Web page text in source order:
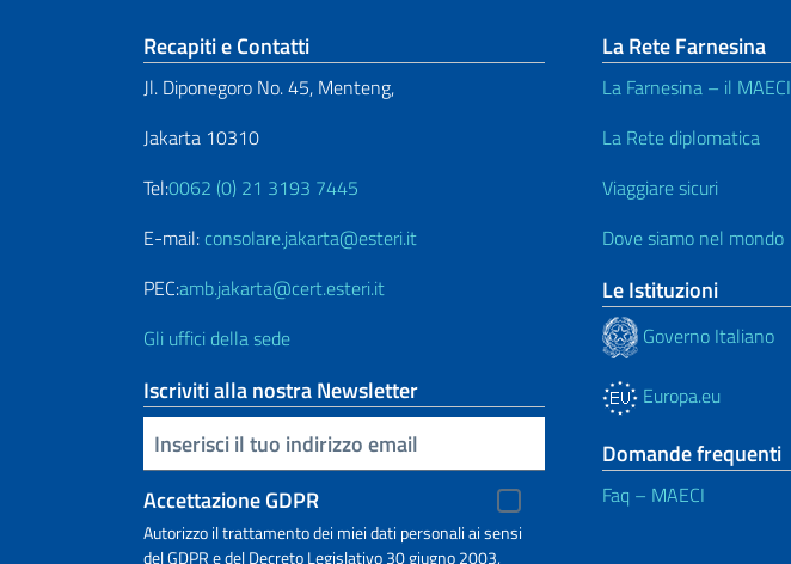
Sezione footer
Recapiti e Contatti
Jl. Diponegoro No. 45, Menteng,
Jakarta 10310
Tel:0062 (0) 21 3193 7445
E-mail: consolare.jakarta@esteri.it
PEC:amb.jakarta@cert.esteri.it
Gli uffici della sede
Iscriviti alla nostra Newsletter
Inserisci la tua email
Accettazione GDPR
Autorizzo il trattamento dei miei dati personali ai sensi
del GDPR e del Decreto Legislativo 30 giugno 2003,
La Rete Farnesina
La Farnesina – il MAECI
La Rete diplomatica
Viaggiare sicuri
Dove siamo nel mondo
Le Istituzioni
Governo Italiano
Europa.eu
Domande frequenti
Faq – MAECI